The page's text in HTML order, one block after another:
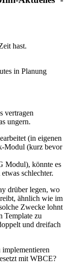
hast.
in Planung
vertragen
ungern.
(in eigenen
Modul (kurz bevor
Modul), könnte es
schlechter.
drüber legen, wo
ähnlich wie im
Zwecke lohnt
Template zu
und dreifach
mit WBCE?